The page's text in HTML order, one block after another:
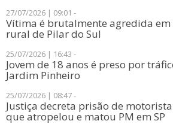
27/07/2026 | 09:01 -
Vítima é brutalmente agredida em
rural de Pilar do Sul
25/07/2026 | 16:43 -
Jovem de 18 anos é preso por
Jardim Pinheiro
25/07/2026 | 08:47 -
Justiça decreta prisão de
que atropelou e matou PM em SP